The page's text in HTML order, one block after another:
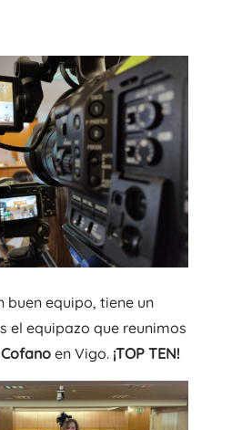
buen equipo, tiene un
el equipazo que reunimos
Cofanoen Vigo. ¡TOP TEN!